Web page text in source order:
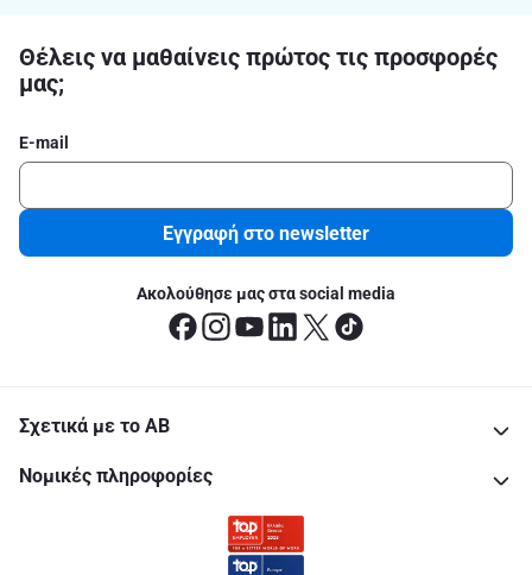
Θέλεις να μαθαίνεις πρώτος τις προσφορές
μας;
E-mail
Εγγραφή στο newsletter
Ακολούθησε μας στα social media
Σχετικά με το ΑΒ
Νομικές πληροφορίες